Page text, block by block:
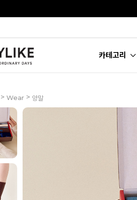
카테고리
> Wear > 양말